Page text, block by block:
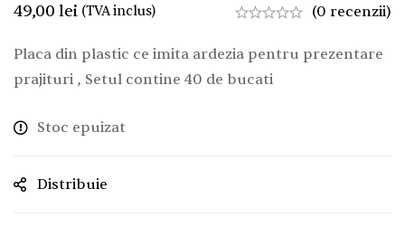
49,00 lei (TVA inclus) (0 recenzii)
Placa din plastic ce imita ardezia pentru prezentare
prajituri , Setul contine 40 de bucati
Stoc epuizat
Distribuie